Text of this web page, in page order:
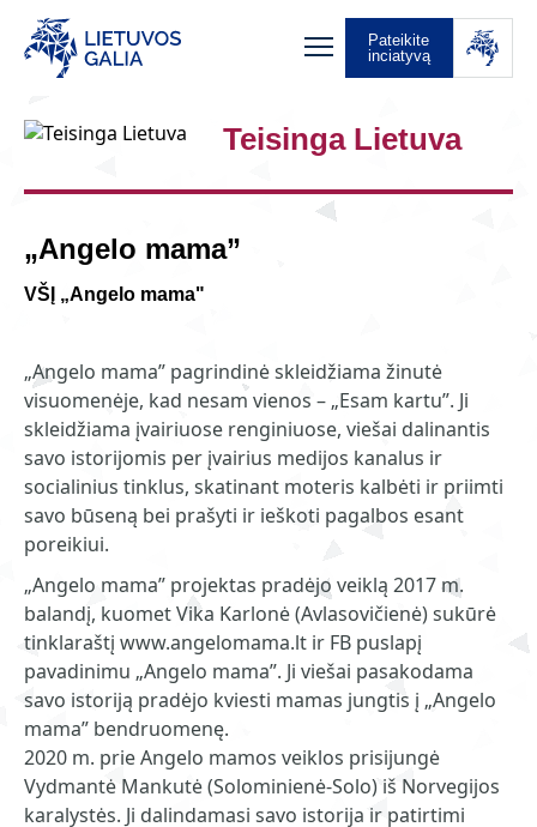
Pateikite
inciatyvą
Teisinga Lietuva
„Angelo mama”
VŠĮ „Angelo mama"
„Angelo mama” pagrindinė skleidžiama žinutė
visuomenėje, kad nesam vienos – „Esam kartu”. Ji
skleidžiama įvairiuose renginiuose, viešai dalinantis
savo istorijomis per įvairius medijos kanalus ir
socialinius tinklus, skatinant moteris kalbėti ir priimti
savo būseną bei prašyti ir ieškoti pagalbos esant
poreikiui.
„Angelo mama” projektas pradėjo veiklą 2017 m.
balandį, kuomet Vika Karlonė (Avlasovičienė) sukūrė
tinklaraštį www.angelomama.lt ir FB puslapį
pavadinimu „Angelo mama”. Ji viešai pasakodama
savo istoriją pradėjo kviesti mamas jungtis į „Angelo
mama” bendruomenę.
2020 m. prie Angelo mamos veiklos prisijungė
Vydmantė Mankutė (Solominienė-Solo) iš Norvegijos
karalystės. Ji dalindamasi savo istorija ir patirtimi